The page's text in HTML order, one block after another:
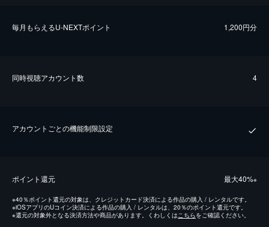
毎⽉もらえるU-NEXTポイント 1,200円分
同時視聴アカウント数 4
アカウントごとの機能制限設定
ポイント還元 最⼤40%※
※40％ポイント還元の対象は、クレジットカード決済による作品の購入 / レンタルです。
※iOSアプリのUコイン決済による作品の購入 / レンタルは、20％のポイント還元です。
※還元の対象外となる決済方法や商品があります。くわしくはこちらをご確認ください。